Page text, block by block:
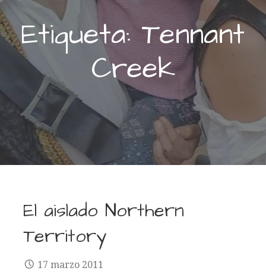
Etiqueta: Tennant
Creek
El aislado Northern
Territory
17 marzo 2011